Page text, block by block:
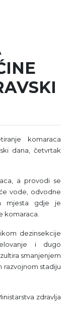
komaraca
dana, četvrtak
a provodi se
vode, odvodne
mjesta gdje je
komaraca.
dezinsekcije
i dugo
smanjenjem
razvojnom stadiju
zdravlja